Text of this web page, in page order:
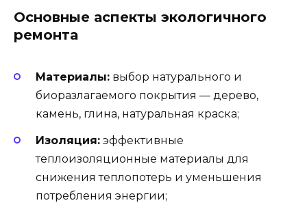
Основные аспекты экологичного
ремонта
Материалы: выбор натурального и
биоразлагаемого покрытия — дерево,
камень, глина, натуральная краска;
Изоляция: эффективные
теплоизоляционные материалы для
снижения теплопотерь и уменьшения
потребления энергии;